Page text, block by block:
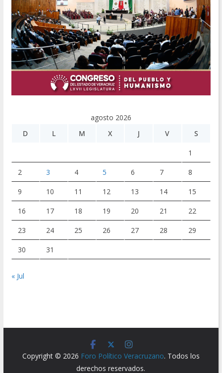
agosto 2026
D
L M X J V S
1
2 3 4 5 6 7 8
9 10 11 12 13 14 15
16 17 18 19 20 21 22
23 24 25 26 27 28 29
30 31
« Jul
Copyright © 2026 Foro Político Veracruzano. Todos los
derechos reservados.